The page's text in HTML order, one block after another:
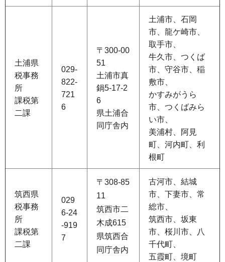
土浦県
税事務
所
課税第
二課
029-
822-
721
6
〒300-00
51
土浦市真
鍋5‐17‐2
6
県土浦合
同庁舎内
土浦市、石岡
市、龍ケ崎市、
取手市、
牛久市、つくば
市、守谷市、稲
敷市、
かすみがうら
市、つくばみら
い市、
美浦村、阿見
町、河内町、利
根町
筑西県
税事務
所
課税第
二課
029
6-24
-919
7
〒308-85
11
筑西市二
木成615
県筑西合
同庁舎内
古河市、結城
市、下妻市、常
総市、
筑西市、坂東
市、桜川市、八
千代町、
五霞町、境町